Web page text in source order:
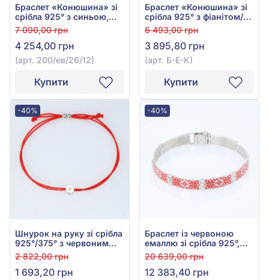
Браслет «Конюшина» зі
срібла 925° з синьою,
червоною, бірюзовою та
чорною емаллю і
фіанітом, арт. 200/
ев/26/12
7 090,00 грн
4 254,00 грн
(арт. 200/ев/26/12)
Купити
Браслет «Конюшина» зі
срібла 925° з фіанітом/
куб.цирконієм та емаллю
(блакитна, червона,
бірюзова, чорна), арт. Б-
Е-К
6 493,00 грн
3 895,80 грн
(арт. Б-Е-К)
Купити
-40%
Шнурок на руку зі срібла
925°/375° з червоним
шовком та фіанітом/
куб.цирконієм, арт.
429брР
2 822,00 грн
1 693,20 грн
-40%
Браслет із червоною
емаллю зі срібла 925°,
арт. А046/1брР
20 639,00 грн
12 383,40 грн